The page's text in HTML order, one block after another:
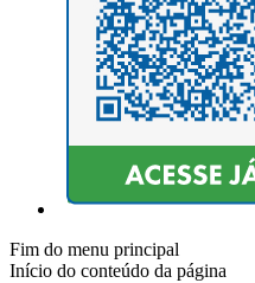
Fim do menu principal
Início do conteúdo da página